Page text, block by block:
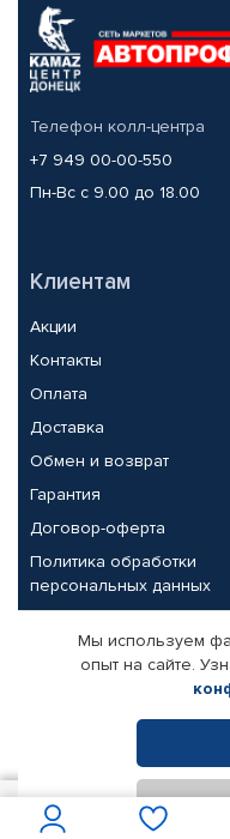
Телефон колл-центра
+7 949 00-00-550
Пн-Вс с 9.00 до 18.00
Клиентам
Акции
Контакты
Оплата
Доставка
Обмен и возврат
Гарантия
Договор-оферта
Политика обработки
персональных данных
Партнерам
Корпоративным
Поставщикам
© КАМАЗ ЦЕНТР ДОНЕЦК,
Интернет-магазин
Мы используем
опыт на сайте.